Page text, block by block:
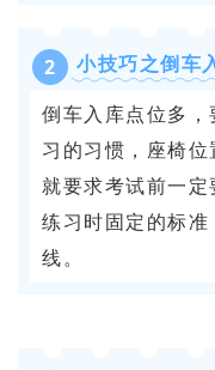
2 小技巧之倒车
倒车入库点位多，
习的习惯，座椅
就要求考试前一
练习时固定的标
线。